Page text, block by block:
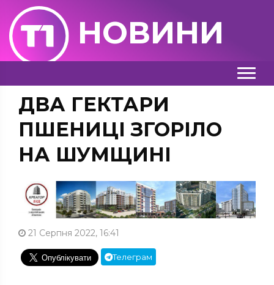
НОВИНИ
ДВА ГЕКТАРИ
ПШЕНИЦІ ЗГОРІЛО
НА ШУМЩИНІ
21 Серпня 2022, 16:41
Телеграм